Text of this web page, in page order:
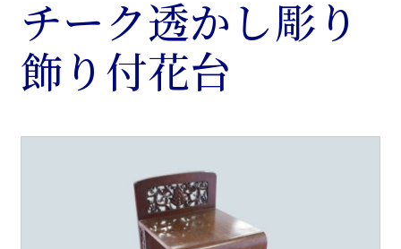
チーク透かし彫り
飾り付花台